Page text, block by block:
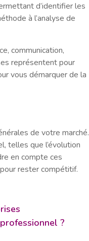
d’identifier les
à l’analyse de
communication,
représentent pour
vous démarquer de la
de votre marché.
telles que l’évolution
en compte ces
rester compétitif.
?